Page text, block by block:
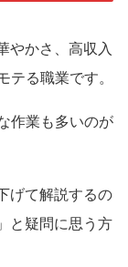
やかさ、高収入
テる職業です。
作業も多いのが
げて解説するの
と疑問に思う方